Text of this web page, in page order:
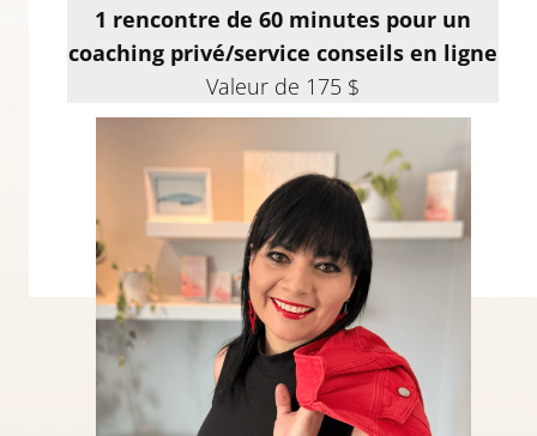
1 rencontre de 60 minutes pour un
coaching privé/service conseils en ligne
Valeur de 175 $